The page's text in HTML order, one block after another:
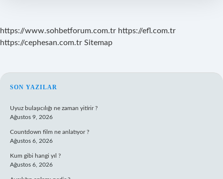
https://www.sohbetforum.com.tr https://efl.com.tr
https://cephesan.com.tr Sitemap
SIDEBAR
SON YAZILAR
Uyuz bulaşıcılığı ne zaman yitirir ?
Ağustos 9, 2026
Countdown film ne anlatıyor ?
Ağustos 6, 2026
Kum gibi hangi yıl ?
Ağustos 6, 2026